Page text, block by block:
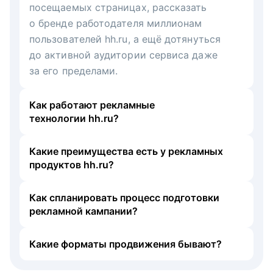
посещаемых страницах, рассказать
о бренде работодателя миллионам
пользователей hh.ru, а ещё дотянуться
до активной аудитории сервиса даже
за его пределами.
Как работают рекламные
технологии hh.ru?
Какие преимущества есть у рекламных
продуктов hh.ru?
Как спланировать процесс подготовки
рекламной кампании?
Какие форматы продвижения бывают?